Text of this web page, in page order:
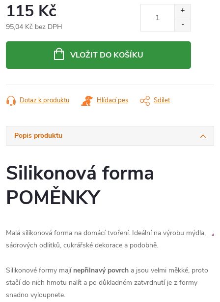
115 Kč
95,04 Kč bez DPH
VLOŽIT DO KOŠÍKU
Dotaz k produktu Hlídací pes Sdílet
Popis produktu
Silikonová forma
POMĚNKY
Malá silikonová forma na domácí tvoření. Ideální na výrobu mýdla,
sádrových odlitků, cukrářské dekorace a podobně.
Silikonové formy mají nepřilnavý povrch a jsou velmi měkké, proto
stačí do nich hmotu nalít a po důkladném zatvrdnutí je z formy
snadno vyloupnete.